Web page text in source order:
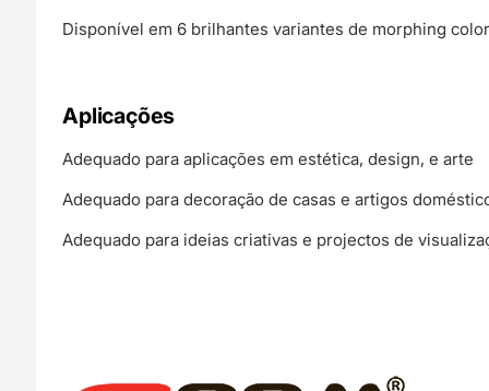
Disponível em 6 brilhantes variantes de morphing
Aplicações
Adequado para aplicações em estética, design, e arte
Adequado para decoração de casas e artigos
Adequado para ideias criativas e projectos de